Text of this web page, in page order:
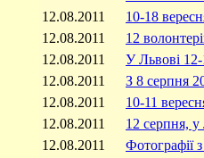
12.08.2011
10-18
12.08.2011
12
12.08.2011
У Львові
12.08.2011
З 8 серпня
12.08.2011
10-11
12.08.2011
12 cерпня, у
12.08.2011
Фотографії